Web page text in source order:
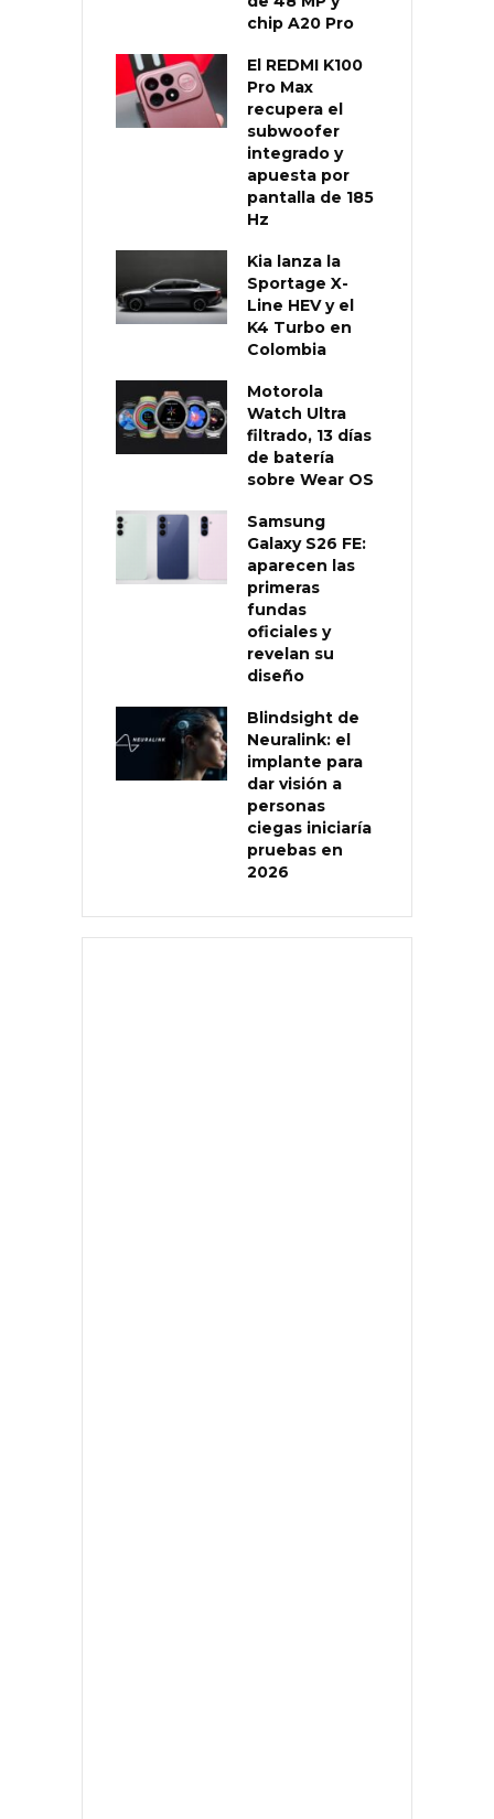
chip A20 Pro
El REDMI K100
Pro Max
recupera el
subwoofer
integrado y
apuesta por
pantalla de 185
Hz
Kia lanza la
Sportage X-
Line HEV y el
K4 Turbo en
Colombia
Motorola
Watch Ultra
filtrado, 13 días
de batería
sobre Wear OS
Samsung
Galaxy S26 FE:
aparecen las
primeras
fundas
oficiales y
revelan su
diseño
Blindsight de
Neuralink: el
implante para
dar visión a
personas
ciegas iniciaría
pruebas en
2026